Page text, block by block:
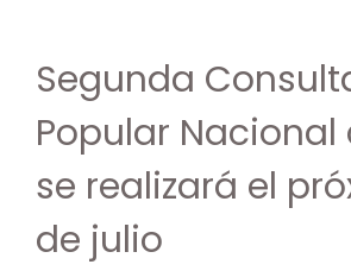
Segunda
Popular Nacional
se realizará el
de julio